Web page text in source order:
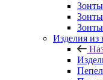
Зонты
Изделия из